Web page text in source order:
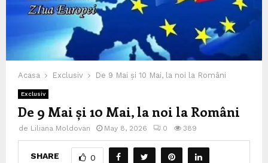
Acasa Exclusiv De 9 Mai și 10 Mai, la noi la Români
Exclusiv
De 9 Mai și 10 Mai, la noi la Români
de Liliana Moldovan May 8, 2026 0 389
SHARE 0